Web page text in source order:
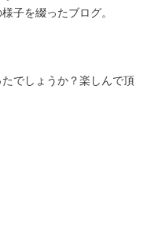
子を綴ったブログ。
でしょうか？楽しんで頂